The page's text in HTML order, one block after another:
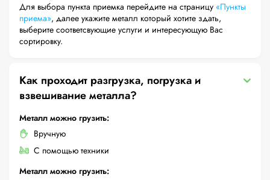
Для выбора пункта приемка перейдите на страницу «Пункты
приема», далее укажите металл который хотите здать,
выберите соответсвующие услуги и интересующую Вас
сортировку.
Как проходит разгрузка, погрузка и
взвешивание металла?
Металл можно грузить:
Вручную
С помощью техники
Металл можно грузить: